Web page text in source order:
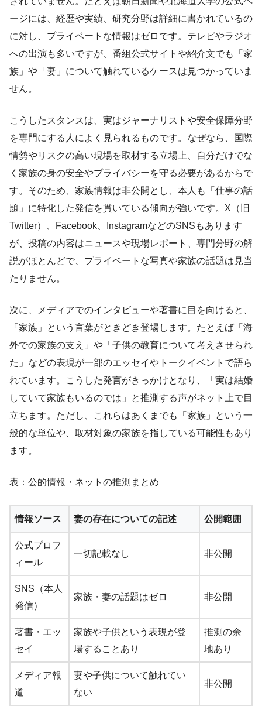
ージには、経歴や実績、研究分野は詳細に書かれているの
に対し、プライベートな情報はゼロです。テレビやラジオ
への出演も多いですが、番組公式サイトや紹介文でも「家
族」や「妻」について触れているケースは見つかっていま
せん。
こうしたスタンスは、実はジャーナリストや安全保障分野
を専門にする人によく見られるものです。なぜなら、国際
情勢やリスクの高い現場を取材する立場上、自分だけでな
く家族の身の安全やプライバシーを守る必要があるからで
す。そのため、家族情報は非公開とし、本人も「仕事の話
題」に特化した発信を貫いている傾向が強いです。X（旧
Twitter）、Facebook、InstagramなどのSNSもあります
が、投稿の内容はニュースや現場レポート、専門分野の解
説がほとんどで、プライベートな写真や家族の話題は見当
たりません。
次に、メディアでのインタビューや著書に目を向けると、
「家族」という言葉がときどき登場します。たとえば「海
外での家族の支え」や「子供の教育について考えさせられ
た」などの表現が一部のエッセイやトークイベントで語ら
れています。こうした発言がきっかけとなり、「実は結婚
していて家族もいるのでは」と推測する声がネット上で目
立ちます。ただし、これらはあくまでも「家族」という一
般的な単位や、取材対象の家族を指している可能性もあり
ます。
表：公的情報・ネットの推測まとめ
情報ソース 妻の存在についての記述 公開範囲
公式プロフ
ィール
一切記載なし 非公開
SNS（本人
発信）
家族・妻の話題はゼロ 非公開
著書・エッ
セイ
家族や子供という表現が登
場することあり
推測の余
地あり
メディア報
道
妻や子供について触れてい
ない
非公開